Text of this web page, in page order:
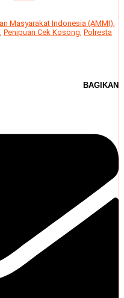
Masyarakat Indonesia (AMMI),
, Penipuan Cek Kosong, Polresta
BAGIKAN